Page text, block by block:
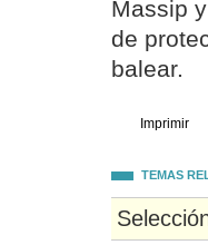
Massip
de
balear.
Imprimir
TEMAS